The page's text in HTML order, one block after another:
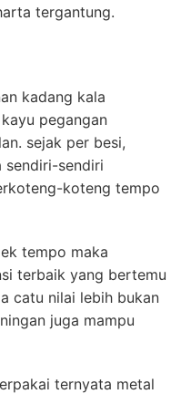
tergantung.
kadang kala
pegangan
sejak per besi,
sendiri-sendiri
koteng tempo
tempo maka
terbaik yang bertemu
catu nilai lebih bukan
juga mampu
ternyata metal